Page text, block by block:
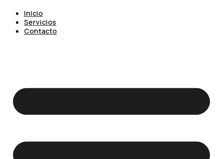
Inicio
Servicios
Contacto